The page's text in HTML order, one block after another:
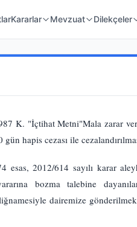
Kararlar Mevzuat Dilekçeler
Metni"Mala zarar
hapis cezası ile
2012/614 sayılı karar
bozma talebine
dairemize